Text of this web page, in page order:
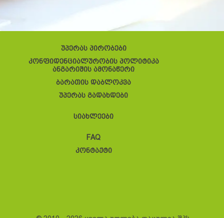
უპერას პირობები
კონფიდენციალურობის პოლიტიკა
ანგარიშის ამონაწერი
ბარათის დაბლოკვა
უპერას გადახდები
სიახლეები
FAQ
კონტაქტი